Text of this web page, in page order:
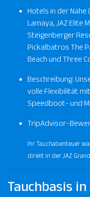
Hotels in der Nähe
Lamaya, JAZ Elite
Steigenberger
Pickalbatros The
Beach und Three
Beschreibung:
volle Flexibilität
Speedboot- und
TripAdvisor-
Ihr Tauchabenteuer
direkt in der JAZ
Tauchbasis